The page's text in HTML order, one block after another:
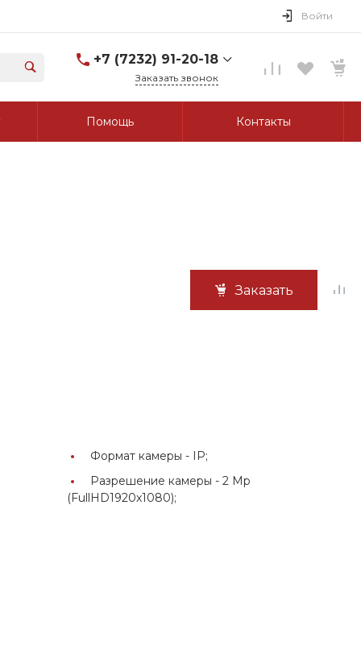
Войти
+7 (7232) 91-20-18
г. Усть-Каменогорск, ул.
Заказать звонок
Помощь Контакты
Заказать
Формат камеры - IP;
Разрешение камеры -2 Mp
(FullHD1920x1080);